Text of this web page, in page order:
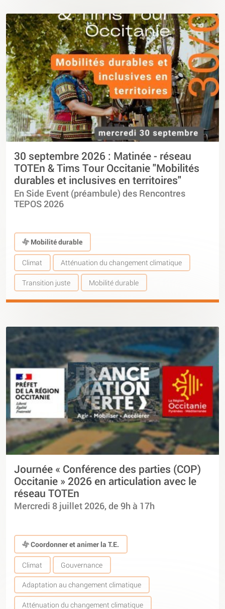
30 septembre 2026 : Matinée - réseau
TOTEn & Tims Tour Occitanie "Mobilités
durables et inclusives en territoires"
En Side Event (préambule) des Rencontres
TEPOS 2026
Mobilité durable
Climat Atténuation du changement climatique
Transition juste Mobilité durable
Journée « Conférence des parties (COP)
Occitanie » 2026 en articulation avec le
réseau TOTEn
Mercredi 8 juillet 2026, de 9h à 17h
Coordonner et animer la T.E.
Climat Gouvernance
Adaptation au changement climatique
Atténuation du changement climatique